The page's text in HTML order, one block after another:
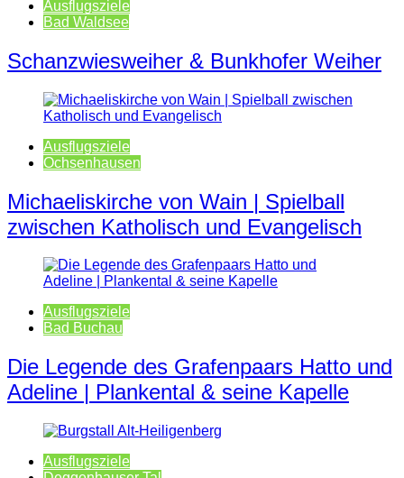
Ausflugsziele
Bad Waldsee
Schanzwiesweiher & Bunkhofer Weiher
Ausflugsziele
Ochsenhausen
Michaeliskirche von Wain | Spielball
zwischen Katholisch und Evangelisch
Ausflugsziele
Bad Buchau
Die Legende des Grafenpaars Hatto und
Adeline | Plankental & seine Kapelle
Ausflugsziele